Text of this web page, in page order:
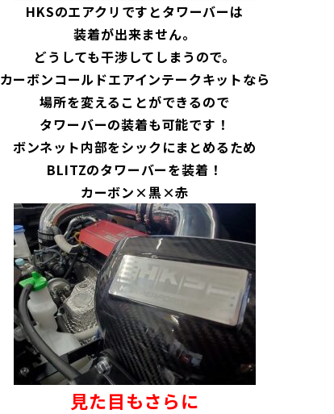
HKSのエアクリですとタワーバーは
装着が出来ません。
どうしても干渉してしまうので。
カーボンコールドエアインテークキットなら
場所を変えることができるので
タワーバーの装着も可能です！
ボンネット内部をシックにまとめるため
BLITZのタワーバーを装着！
カーボン×黒×赤
見た目もさらに